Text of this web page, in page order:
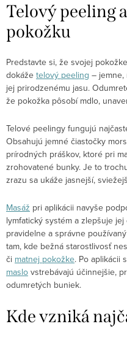
Telový peeling
pokožku
Predstavte si, že svojej
dokáže telový peeling –
jej prirodzenému jasu.
že pokožka pôsobí mdlo,
Telové peelingy fungujú
Obsahujú jemné čiastočky
prírodných práškov, ktoré pri
zrohovatené bunky. Je to
zrazu sa ukáže jasnejší,
Masáž pri aplikácii navyše
lymfatický systém a zlepšuje
pravidelne a správne
tam, kde bežná starostlivosť
či matnej pokožke. Po aplikácii
maslo vstrebávajú účinnejšie,
odumretých buniek.
Kde vzniká